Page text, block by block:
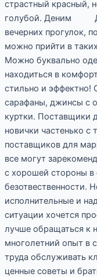
страстный красный,
голубой. Деним
вечерних прогулок,
можно прийти в
Можно буквально
находиться в
стильно и эффектно!
сарафаны, джинсы с
куртки.
новички частенько с
поставщиков для
все могут
с хорошей стороны в
безотвественности.
исполнительные и
ситуации хочется
лучше обращаться к
многолетний опыт в
труда обслуживать
ценные советы и